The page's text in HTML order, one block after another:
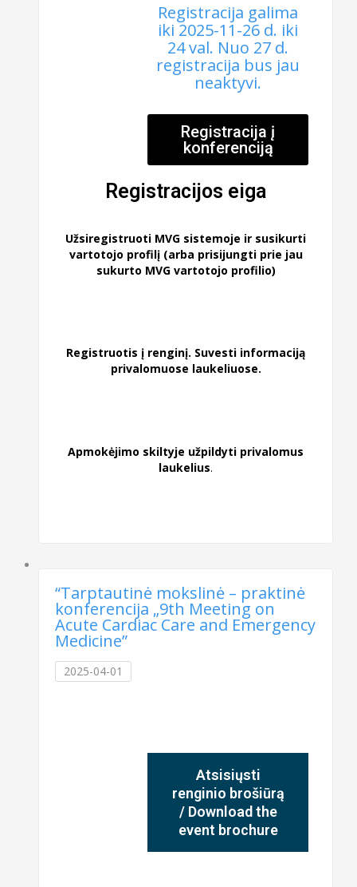
Registracija galima
iki 2025-11-26 d. iki
24 val. Nuo 27 d.
registracija bus jau
neaktyvi.
Registracija į
konferenciją
Registracijos eiga
Užsiregistruoti MVG sistemoje ir susikurti
vartotojo profilį (arba prisijungti prie jau
sukurto MVG vartotojo profilio)
Registruotis į renginį. Suvesti informaciją
privalomuose laukeliuose.
Apmokėjimo skiltyje užpildyti privalomus
laukelius.
“Tarptautinė mokslinė – praktinė
konferencija „9th Meeting on
Acute Cardiac Care and Emergency
Medicine”
2025-04-01
Atsisiųsti
renginio brošiūrą
/ Download the
event brochure